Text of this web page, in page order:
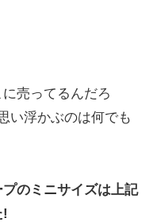
売ってるんだろ
い浮かぶのは何でも
のミニサイズは上記
!